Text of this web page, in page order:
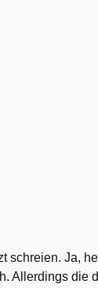
schreien. Ja,
Allerdings die